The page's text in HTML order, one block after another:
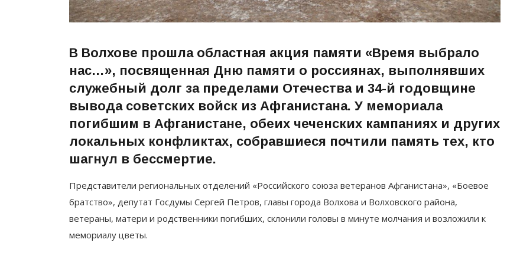
В Волхове прошла областная акция памяти «Время выбрало
нас…», посвященная Дню памяти о россиянах, выполнявших
служебный долг за пределами Отечества и 34-й годовщине
вывода советских войск из Афганистана. У мемориала
погибшим в Афганистане, обеих чеченских кампаниях и других
локальных конфликтах, собравшиеся почтили память тех, кто
шагнул в бессмертие.
Представители региональных отделений «Российского союза ветеранов Афганистана», «Боевое
братство», депутат Госдумы Сергей Петров, главы города Волхова и Волховского района,
ветераны, матери и родственники погибших, склонили головы в минуте молчания и возложили к
мемориалу цветы.